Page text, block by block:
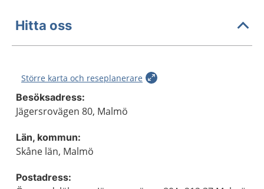
Hitta oss
Större karta och reseplanerare
Besöksadress:
Jägersrovägen 80, Malmö
Län, kommun:
Skåne län, Malmö
Postadress: